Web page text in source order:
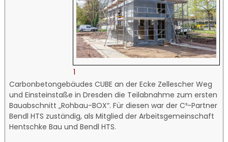
1
Carbonbetongebäudes CUBE an der Ecke Zellescher Weg
und Einsteinstaße in Dresden die Teilabnahme zum ersten
Bauabschnitt „Rohbau-BOX“. Für diesen war der C³-Partner
Bendl HTS zuständig, als Mitglied der Arbeitsgemeinschaft
Hentschke Bau und Bendl HTS.